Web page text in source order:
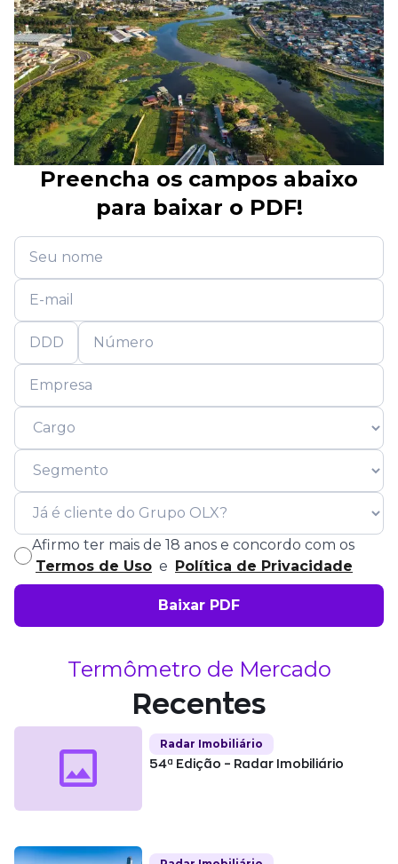
Preencha os campos abaixo
para baixar o PDF!
Afirmo ter mais de 18 anos e concordo com os
Termos de Uso e Política de Privacidade
Termômetro de Mercado
Recentes
Radar Imobiliário
54ª Edição – Radar Imobiliário